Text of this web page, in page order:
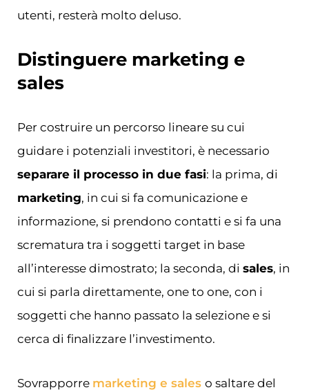
utenti, resterà molto deluso.
Distinguere marketing e
sales
Per costruire un percorso lineare su cui
guidare i potenziali investitori, è necessario
separare il processo in due fasi: la prima, di
marketing, in cui si fa comunicazione e
informazione, si prendono contatti e si fa una
scrematura tra i soggetti target in base
all’interesse dimostrato; la seconda, di sales, in
cui si parla direttamente, one to one, con i
soggetti che hanno passato la selezione e si
cerca di finalizzare l’investimento.
Sovrapporre marketing e sales o saltare del